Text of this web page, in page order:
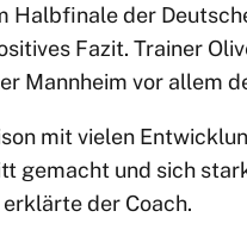
Halbfinale der
Fazit. Trainer
Mannheim vor allem
mit vielen
gemacht und sich
der Coach.